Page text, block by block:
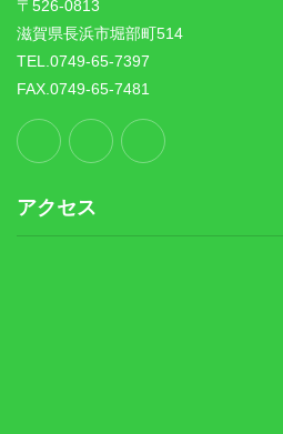
〒526-0813
滋賀県長浜市堀部町514
TEL.0749-65-7397
FAX.0749-65-7481
アクセス